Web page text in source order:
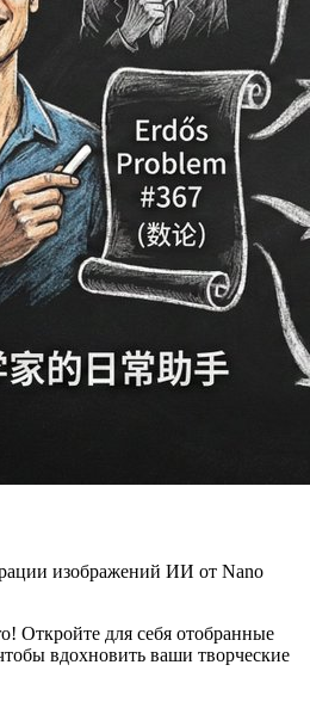
изображений ИИ от Nano
Откройте для себя отобранные
вдохновить ваши творческие